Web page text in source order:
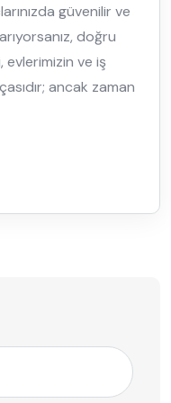
güvenilir ve
doğru
ve iş
ancak zaman